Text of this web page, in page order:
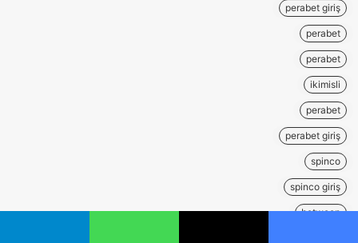
perabet giriş
perabet
perabet
ikimisli
perabet
perabet giriş
spinco
spinco giriş
betwoon